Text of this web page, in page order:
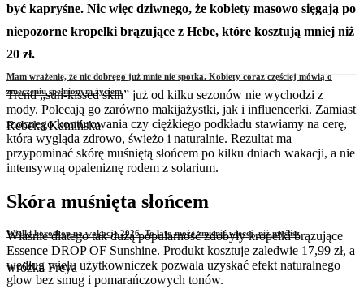
Mam wrażenie, że nic dobrego już mnie nie spotka. Kobiety coraz częściej mówią o
zmęczeniu spełnionym życiem
Rebeka Kamińska
Wielki horoskop na wakacje 2026. To lato może zmienić więcej, niż myślisz
wróżka Freya
być kapryśne. Nic więc dziwnego, że kobiety masowo sięgają po
niepozorne kropelki brązujące z Hebe, które kosztują mniej niż
20 zł.
Trend „sun-kissed skin” już od kilku sezonów nie wychodzi z
mody. Polecają go zarówno makijażystki, jak i influencerki. Zamiast
mocnego konturowania czy ciężkiego podkładu stawiamy na cerę,
która wygląda zdrowo, świeżo i naturalnie. Rezultat ma
przypominać skórę muśniętą słońcem po kilku dniach wakacji, a nie
intensywną opaleniznę rodem z solarium.
Skóra muśnięta słońcem
Właśnie dlatego tak dużą popularność zdobyły kropelki brązujące
Essence DROP OF Sunshine. Produkt kosztuje zaledwie 17,99 zł, a
według wielu użytkowniczek pozwala uzyskać efekt naturalnego
glow bez smug i pomarańczowych tonów.